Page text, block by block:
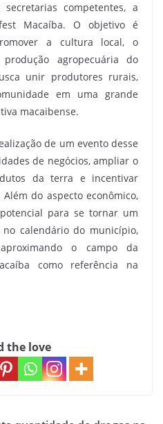
competentes, a
Macaíba. O objetivo é
a cultura local, o
agropecuária do
unir produtores rurais,
em uma grande
macaibense.
de um evento desse
de negócios, ampliar o
da terra e incentivar
do aspecto econômico,
para se tornar um
calendário do município,
o campo da
como referência na
the love